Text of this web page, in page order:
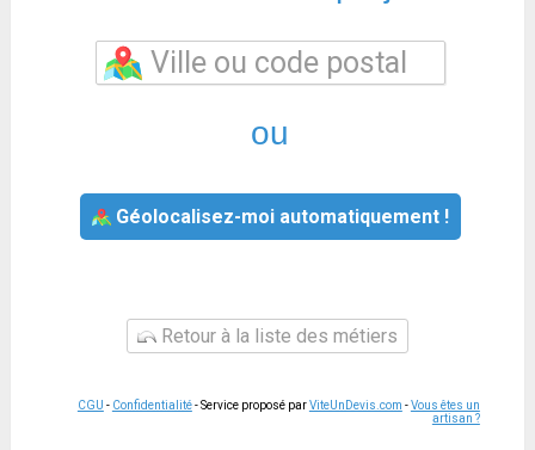
ou
Géolocalisez-moi automatiquement !
Retour à la liste des métiers
CGU - Confidentialité- Service proposé parViteUnDevis.com -Vous êtes un
artisan ?